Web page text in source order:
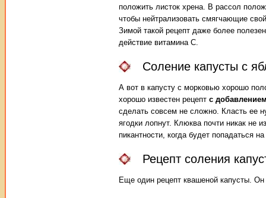
положить листок хрена. В рассол
чтобы нейтрализовать смягчающие
Зимой такой рецепт даже более
действие витамина С.
Соление капусты с
А вот в капусту с морковью хорошо
хорошо известен рецепт с
сделать совсем не сложно. Класть ее
ягодки лопнут. Клюква почти никак не
пикантности, когда будет попадаться
Рецепт соления
Еще один рецепт квашеной капусты. Он